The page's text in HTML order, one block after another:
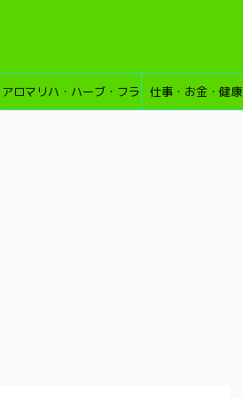
アロマリハ・ハーブ・フラ 仕事・お金・健